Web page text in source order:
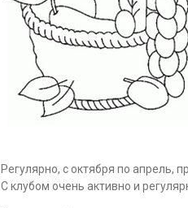
Регулярно, с октября по апрель,
С клубом очень активно и